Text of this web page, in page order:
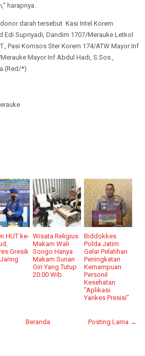
harapnya.
darah tersebut Kasi Intel Korem
Edi Supriyadi, Dandim 1707/Merauke Letkol
Pasi Komsos Ster Korem 174/ATW Mayor Inf
Mayor Inf Abdul Hadi, S.Sos.,
*)
HUT ke-
Gresik
Wisata Religius
Makam Wali
Songo Hanya
Makam Sunan
Giri Yang Tutup
20.00 Wib.
Biddokkes
Polda Jatim
Gelar Pelatihan
Peningkatan
Kemampuan
Personil
Kesehatan
"Aplikasi
Yankes Presisi"
Posting Lama →
Beranda